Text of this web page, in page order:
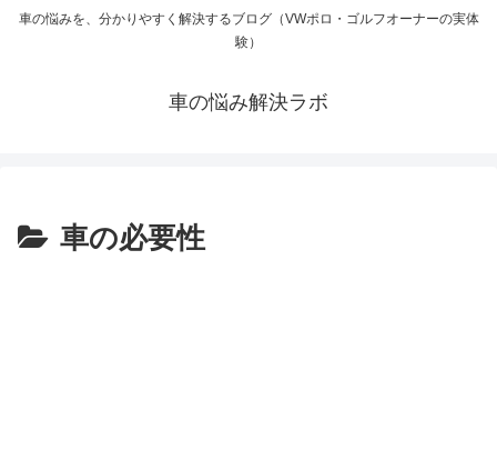
車の悩みを、分かりやすく解決するブログ（VWポロ・ゴルフオーナーの実体
験）
車の悩み解決ラボ
車の必要性